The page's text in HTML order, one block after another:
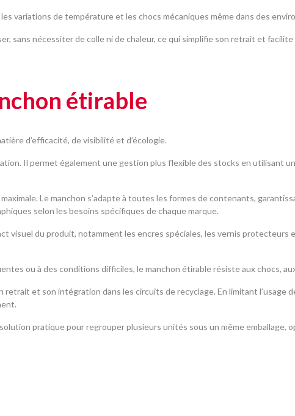
variations de température et les chocs mécaniques même dans des
sans nécessiter de colle ni de chaleur, ce qui simplifie son retrait et facilite
étirable
d’efficacité, de visibilité et d’écologie.
Il permet également une gestion plus flexible des stocks en utilisant
Le manchon s’adapte à toutes les formes de contenants,
selon les besoins spécifiques de chaque marque.
visuel du produit, notamment les encres spéciales, les vernis protecteurs
ou à des conditions difficiles, le manchon étirable résiste aux chocs,
et son intégration dans les circuits de recyclage. En limitant l’usage
pratique pour regrouper plusieurs unités sous un même emballage,